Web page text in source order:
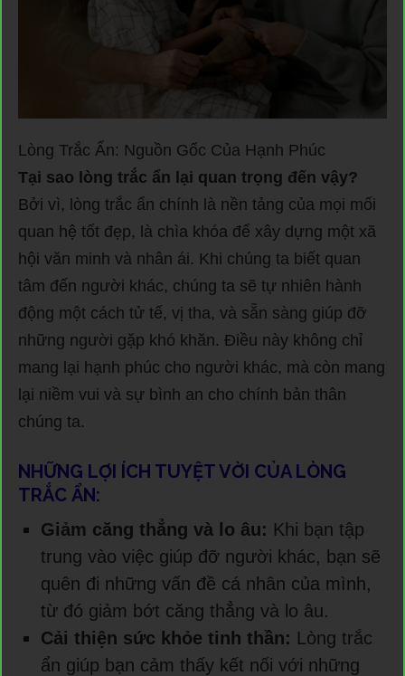
Lòng Trắc Ẩn: Nguồn Gốc Của Hạnh Phúc
Tại sao lòng trắc ẩn lại quan trọng đến vậy?
Bởi vì, lòng trắc ẩn chính là nền tảng của mọi mối
quan hệ tốt đẹp, là chìa khóa để xây dựng một xã
hội văn minh và nhân ái. Khi chúng ta biết quan
tâm đến người khác, chúng ta sẽ tự nhiên hành
động một cách tử tế, vị tha, và sẵn sàng giúp đỡ
những người gặp khó khăn. Điều này không chỉ
mang lại hạnh phúc cho người khác, mà còn mang
lại niềm vui và sự bình an cho chính bản thân
chúng ta.
NHỮNG LỢI ÍCH TUYỆT VỜI CỦA LÒNG
TRẮC ẨN:
Giảm căng thẳng và lo âu: Khi bạn tập
trung vào việc giúp đỡ người khác, bạn sẽ
quên đi những vấn đề cá nhân của mình,
từ đó giảm bớt căng thẳng và lo âu.
Cải thiện sức khỏe tinh thần: Lòng trắc
ẩn giúp bạn cảm thấy kết nối với những